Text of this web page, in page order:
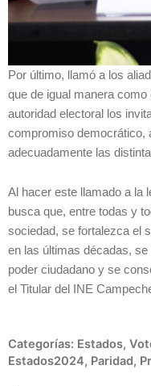
Por último, llamó a los
que de igual manera
autoridad electoral los
compromiso democrático,
adecuadamente las
Al hacer este llamado a la
busca que, entre todas y
sociedad, se fortalezca el
en las últimas décadas,
poder ciudadano y se
el Titular del INE
Categorías: Estados,
Estados2024, Paridad,